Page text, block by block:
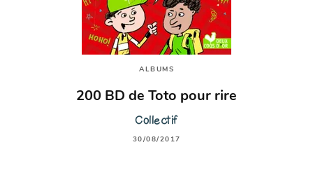
ALBUMS
200 BD de Toto pour rire
Collectif
30/08/2017